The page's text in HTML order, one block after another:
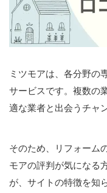
ミツモアは、各分野の
サービスです。複数の
適な業者と出会うチャ
そのため、リフォーム
モアの評判が気になる
が、サイトの特徴を知